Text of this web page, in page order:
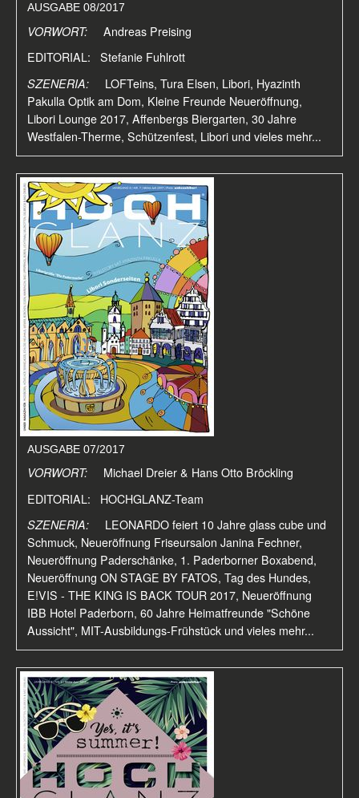
AUSGABE 08/2017
VORWORT:
Andreas Preising
EDITORIAL: Stefanie Fuhlrott
SZENERIA:
LOFTeins, Tura Elsen, Libori, Hyazinth
Pakulla Optik am Dom, Kleine Freunde Neueröffnung,
Libori Lounge 2017, Affenbergs Biergarten, 30 Jahre
Westfalen-Therme, Schützenfest, Libori und vieles mehr...
AUSGABE 07/2017
VORWORT:
Michael Dreier & Hans Otto Bröckling
EDITORIAL: HOCHGLANZ-Team
SZENERIA:
LEONARDO feiert 10 Jahre glass cube und
Schmuck, Neueröffnung Friseursalon Janina Fechner,
Neueröffnung Paderschänke, 1. Paderborner Boxabend,
Neueröffnung ON STAGE BY FATOS, Tag des Hundes,
E!VIS - THE KING IS BACK TOUR 2017, Neueröffnung
IBB Hotel Paderborn, 60 Jahre Heimatfreunde "Schöne
Aussicht", MIT-Ausbildungs-Frühstück und vieles mehr...